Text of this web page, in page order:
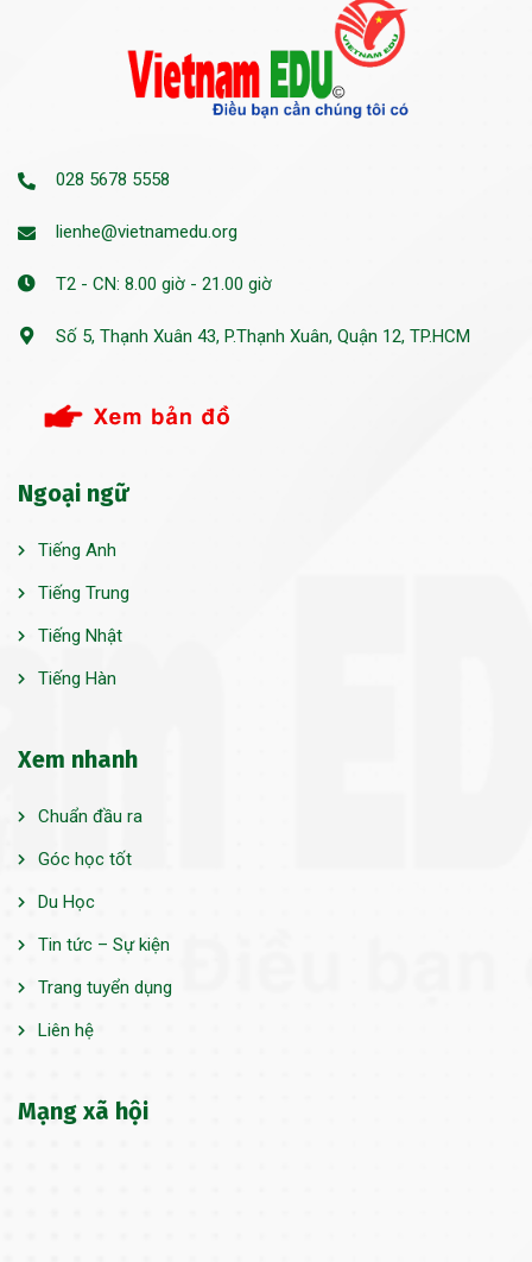
028 5678 5558
lienhe@vietnamedu.org
T2 - CN: 8.00 giờ - 21.00 giờ
Số 5, Thạnh Xuân 43, P.Thạnh Xuân, Quận 12, TP.HCM
Ngoại ngữ
Tiếng Anh
Tiếng Trung
Tiếng Nhật
Tiếng Hàn
Xem nhanh
Chuẩn đầu ra
Góc học tốt
Du Học
Tin tức – Sự kiện
Trang tuyển dụng
Liên hệ
Mạng xã hội